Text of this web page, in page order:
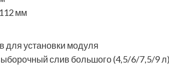
мм
для установки модуля
слив большого (4,5/6/7,5/9